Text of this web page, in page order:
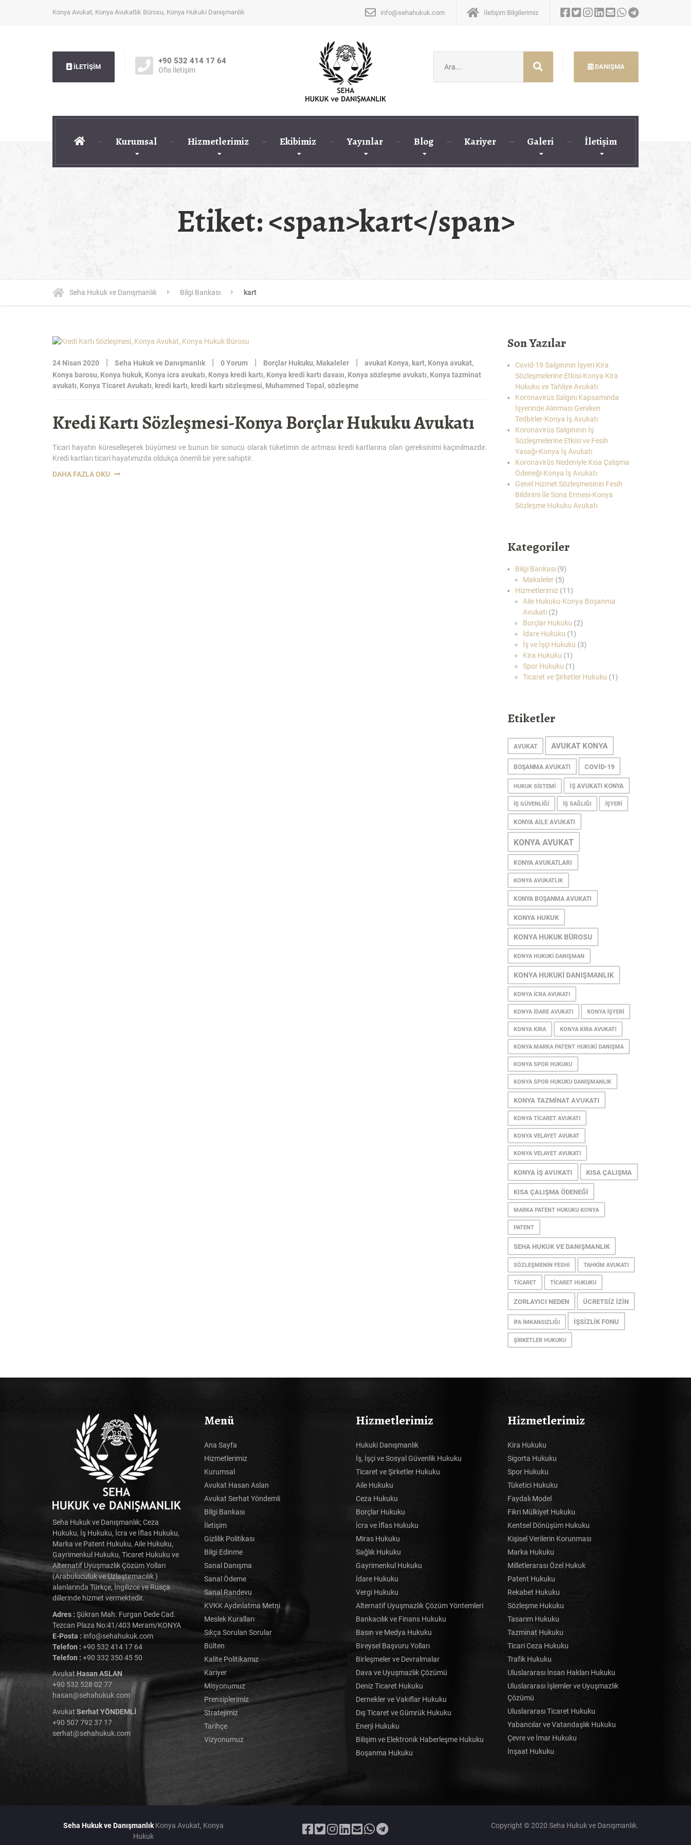
Konya Avukat, Konya Avukatlık Bürosu, Konya Hukuki Danışmanlık info@sehahukuk.com İletişim Bilgilerimiz
İLETİŞİM
+90 532 414 17 64
Ofis İletişim
ara:
DANIŞMA
Kurumsal Hizmetlerimiz Ekibimiz Yayınlar Blog Kariyer Galeri İletişim
Etiket: <span>kart</span>
Seha Hukuk ve Danışmanlık Bilgi Bankası kart
24 Nisan 2020 | Seha Hukuk ve Danışmanlık | 0 Yorum | Borçlar Hukuku, Makaleler | avukat Konya, kart, Konya avukat,
Konya barosu, Konya hukuk, Konya icra avukatı, Konya kredi kartı, Konya kredi kartı davası, Konya sözleşme avukatı, Konya tazminat
avukatı, Konya Ticaret Avukatı, kredi kartı, kredi kartı sözleşmesi, Muhammed Topal ,sözleşme
Kredi Kartı Sözleşmesi-Konya Borçlar Hukuku Avukatı
Ticari hayatın küreselleşerek büyümesi ve bunun bir sonucu olarak tüketimin de artması kredi kartlarına olan gereksinimi kaçınılmazdır.
Kredi kartları ticari hayatımızda oldukça önemli bir yere sahiptir.
DAHA FAZLA OKU“KREDI
Son Yazılar
Covid-19 Salgınının İşyeri Kira
Sözleşmelerine Etkisi-Konya Kira
Hukuku ve Tahliye Avukatı
Koronavirüs Salgını Kapsamında
İşyerinde Alınması Gereken
Tedbirler-Konya İş Avukatı
Koronavirüs Salgınının İş
Sözleşmelerine Etkisi ve Fesih
Yasağı-Konya İş Avukatı
Koronavirüs Nedeniyle Kısa Çalışma
Ödeneği-Konya İş Avukatı
Genel Hizmet Sözleşmesinin Fesih
Bildirimi İle Sona Ermesi-Konya
Sözleşme Hukuku Avukatı
Kategoriler
Bilgi Bankası (9)
Makaleler (5)
Hizmetlerimiz (11)
Aile Hukuku-Konya Boşanma
Avukatı (2)
Borçlar Hukuku (2)
İdare Hukuku (1)
İş ve İşçi Hukuku (3)
Kira Hukuku (1)
Spor Hukuku (1)
Ticaret ve Şirketler Hukuku (1)
Etiketler
AVUKAT AVUKAT KONYA
BOŞANMA AVUKATI COVID-19
HUKUK SISTEMI IŞ AVUKATI KONYA
IŞ GÜVENLIĞI IŞ SAĞLIĞI IŞYERI
KONYA AILE AVUKATI
KONYA AVUKAT
KONYA AVUKATLARI
KONYA AVUKATLIK
KONYA BOŞANMA AVUKATI
KONYA HUKUK
KONYA HUKUK BÜROSU
KONYA HUKUKI DANIŞMAN
KONYA HUKUKI DANIŞMANLIK
KONYA ICRA AVUKATI
KONYA IDARE AVUKATI KONYA IŞYERI
KONYA KIRA KONYA KIRA AVUKATI
KONYA MARKA PATENT HUKUKI DANIŞMA
KONYA SPOR HUKUKU
KONYA SPOR HUKUKU DANIŞMANLIK
KONYA TAZMINAT AVUKATI
KONYA TICARET AVUKATI
KONYA VELAYET AVUKAT
KONYA VELAYET AVUKATI
KONYA İŞ AVUKATI KISA ÇALIŞMA
KISA ÇALIŞMA ÖDENEĞI
MARKA PATENT HUKUKU KONYA
PATENT
SEHA HUKUK VE DANIŞMANLIK
SÖZLEŞMENIN FESHI TAHKIM AVUKATI
TICARET TICARET HUKUKU
ZORLAYICI NEDEN ÜCRETSIZ İZIN
İFA İMKANSIZLIĞI İŞSIZLIK FONU
ŞIRKETLER HUKUKU
Seha Hukuk ve Danışmanlık; Ceza
Hukuku, İş Hukuku, İcra ve İflas Hukuku,
Marka ve Patent Hukuku, Aile Hukuku,
Gayrimenkul Hukuku, Ticaret Hukuku ve
Alternatif Uyuşmazlık Çözüm Yolları
(Arabuluculuk ve Uzlaştırmacılık )
alanlarında Türkçe, İngilizce ve Rusça
dillerinde hizmet vermektedir.
Adres : Şükran Mah. Furgan Dede Cad.
Tezcan Plaza No:41/403 Meram/KONYA
E-Posta : info@sehahukuk.com
Telefon : +90 532 414 17 64
Telefon : +90 332 350 45 50
AvukatHasan ASLAN
+90 532 528 02 77
hasan@sehahukuk.com
Avukat Serhat YÖNDEMLİ
+90 507 792 37 17
serhat@sehahukuk.com
Menü
Ana Sayfa
Hizmetlerimiz
Kurumsal
Avukat Hasan Aslan
Avukat Serhat Yöndemli
Bilgi Bankası
İletişim
Gizlilik Politikası
Bilgi Edinme
Sanal Danışma
Sanal Ödeme
Sanal Randevu
KVKK Aydınlatma Metni
Meslek Kuralları
Sıkça Sorulan Sorular
Bülten
Kalite Politikamız
Kariyer
Misyonumuz
Prensiplerimiz
Stratejimiz
Tarihçe
Vizyonumuz
Hizmetlerimiz
Hukuki Danışmanlık
İş, İşçi ve Sosyal Güvenlik Hukuku
Ticaret ve Şirketler Hukuku
Aile Hukuku
Ceza Hukuku
Borçlar Hukuku
İcra ve İflas Hukuku
Miras Hukuku
Sağlık Hukuku
Gayrimenkul Hukuku
İdare Hukuku
Vergi Hukuku
Alternatif Uyuşmazlık Çözüm Yöntemleri
Bankacılık ve Finans Hukuku
Basın ve Medya Hukuku
Bireysel Başvuru Yolları
Birleşmeler ve Devralmalar
Dava ve Uyuşmazlık Çözümü
Deniz Ticaret Hukuku
Dernekler ve Vakıflar Hukuku
Dış Ticaret ve Gümrük Hukuku
Enerji Hukuku
Bilişim ve Elektronik Haberleşme Hukuku
Boşanma Hukuku
Hizmetlerimiz
Kira Hukuku
Sigorta Hukuku
Spor Hukuku
Tüketici Hukuku
Faydalı Model
Fikri Mülkiyet Hukuku
Kentsel Dönüşüm Hukuku
Kişisel Verilerin Korunması
Marka Hukuku
Milletlerarası Özel Hukuk
Patent Hukuku
Rekabet Hukuku
Sözleşme Hukuku
Tasarım Hukuku
Tazminat Hukuku
Ticari Ceza Hukuku
Trafik Hukuku
Uluslararası İnsan Hakları Hukuku
Uluslararası İşlemler ve Uyuşmazlık
Çözümü
Uluslararası Ticaret Hukuku
Yabancılar ve Vatandaşlık Hukuku
Çevre ve İmar Hukuku
İnşaat Hukuku
Seha Hukuk ve DanışmanlıkKonya Avukat, Konya
Hukuk
Copyright © 2020 Seha Hukuk ve Danışmanlık.